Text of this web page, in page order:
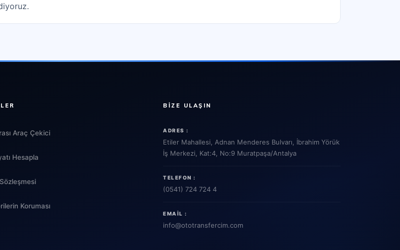
Araç Çekici
Hesapla
Koruması
BIZE ULAŞIN
ADRES :
Etiler Mahallesi, Adnan Menderes Bulvarı, İbrahim Yörük
İş Merkezi, Kat:4, No:9 Muratpaşa/Antalya
TELEFON :
(0541) 724 724 4
EMAIL :
info@ototransfercim.com